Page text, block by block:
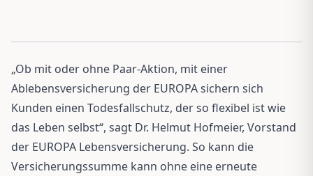
„Ob mit oder ohne Paar-Aktion, mit einer
Ablebensversicherung der EUROPA sichern sich
Kunden einen Todesfallschutz, der so flexibel ist wie
das Leben selbst“, sagt Dr. Helmut Hofmeier, Vorstand
der EUROPA Lebensversicherung. So kann die
Versicherungssumme kann ohne eine erneute